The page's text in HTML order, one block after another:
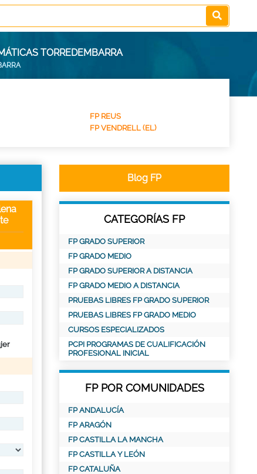
TORREDEMBARRA
FP REUS
FP VENDRELL (EL)
Blog FP
CATEGORÍAS FP
FP GRADO SUPERIOR
FP GRADO MEDIO
FP GRADO SUPERIOR A DISTANCIA
FP GRADO MEDIO A DISTANCIA
PRUEBAS LIBRES FP GRADO SUPERIOR
PRUEBAS LIBRES FP GRADO MEDIO
CURSOS ESPECIALIZADOS
PCPI PROGRAMAS DE CUALIFICACIÓN
PROFESIONAL INICIAL
FP POR COMUNIDADES
FP ANDALUCÍA
FP ARAGÓN
FP CASTILLA LA MANCHA
FP CASTILLA Y LEÓN
FP CATALUÑA